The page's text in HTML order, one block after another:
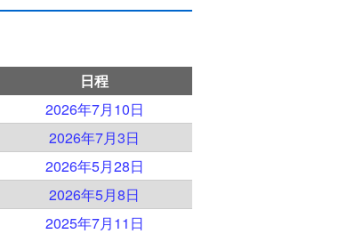
日程
2026年7月10日
2026年7月3日
2026年5月28日
2026年5月8日
2025年7月11日